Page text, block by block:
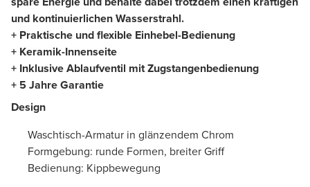
und kontinuierlichen Wasserstrahl.
+ Praktische und flexible Einhebel-Bedienung
+ Keramik-Innenseite
+ Inklusive Ablaufventil mit Zugstangenbedienung
+ 5 Jahre Garantie
Design
Waschtisch-Armatur in glänzendem Chrom
Formgebung: runde Formen, breiter Griff
Bedienung: Kippbewegung